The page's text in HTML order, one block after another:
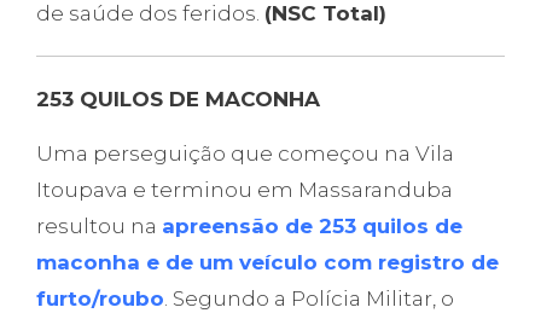
de saúde dos feridos. (NSC Total)
253 QUILOS DE MACONHA
Uma perseguição que começou na Vila
Itoupava e terminou em Massaranduba
resultou na apreensão de 253 quilos de
maconha e de um veículo com registro de
furto/roubo. Segundo a Polícia Militar, o